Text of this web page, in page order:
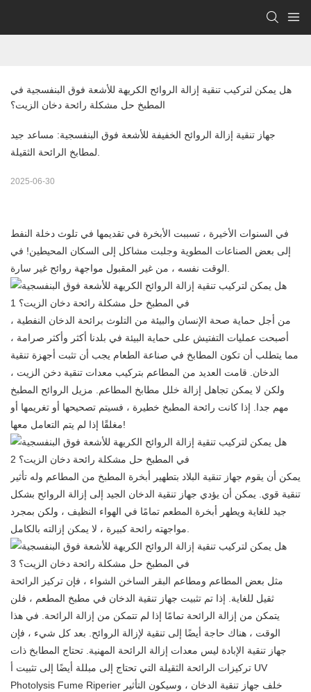
هل يمكن لتركيب تنقية إزالة الروائح الكريهة للأشعة فوق البنفسجية في
المطبخ حل مشكلة رائحة دخان الزيت؟
جهاز تنقية إزالة الروائح الخفيفة للأشعة فوق البنفسجية: مساعد جيد
لمطابخ الرائحة الثقيلة.
2025-06-30
في السنوات الأخيرة ، تسببت الأبخرة في تقديمها في تلوث دخلة النفط
إلى بعض الصناعات المطوية وجلبت مشاكل إلى السكان المحيطين! في
الوقت نفسه ، من غير المقبول مواجهة روائح غير سارة.
من أجل حماية صحة الإنسان والبيئة من التلوث برائحة الدخان النفطية ،
أصبحت عمليات التفتيش على حماية البيئة في بلدنا أكثر وأكثر صرامة ،
مما يتطلب أن تكون المطابخ في صناعة الطعام يجب أن تثبت أجهزة تنقية
الدخان. قامت العديد من المطاعم بتركيب معدات تنقية دخن الزيت ،
ولكن لا يمكن تجاهل إزالة خلل مطابخ المطاعم. مزيل الروائح المطبخ
مهم جدا. إذا كانت رائحة المطبخ خطيرة ، فسيتم تصحيحها أو تغريمها أو
مغلقًا إذا لم يتم التعامل معها!
يمكن أن يقوم جهاز تنقية البلاد بتطهير أبخرة المطبخ من المطاعم وله تأثير
تنقية قوي. يمكن أن يؤدي جهاز تنقية الدخان الجيد إلى إزالة الروائح بشكل
جيد للغاية ويطهر أبخرة المطعم تمامًا في الهواء النظيف ، ولكن بمجرد
مواجهته رائحة كبيرة ، لا يمكن إزالته بالكامل.
مثل بعض المطاعم ومطاعم البقر الساخن الشواء ، فإن تركيز الرائحة
ثقيل للغاية. إذا تم تثبيت جهاز تنقية الدخان في مطبخ المطعم ، فلن
يتمكن من إزالة الرائحة تمامًا إذا لم تتمكن من إزالة الرائحة. في هذا
الوقت ، هناك حاجة أيضًا إلى تنقية لإزالة الروائح. بعد كل شيء ، فإن
جهاز تنقية الإبادة ليس معدات إزالة الرائحة المهنية. تحتاج المطابخ ذات
UV
Photolysis Fume Riperier خلف جهاز تنقية الدخان ، وسيكون التأثير